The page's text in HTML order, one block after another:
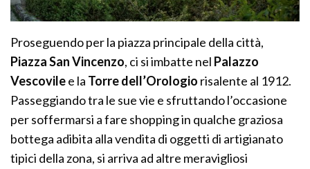
Proseguendo per la piazza principale della città,
Piazza San Vincenzo, ci si imbatte nel Palazzo
Vescovilee la Torre dell’Orologio risalente al 1912.
Passeggiando tra le sue vie e sfruttando l’occasione
per soffermarsi a fare shopping in qualche graziosa
bottega adibita alla vendita di oggetti di artigianato
tipici della zona, si arriva ad altre meravigliosi